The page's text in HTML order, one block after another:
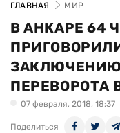
ГЛАВНАЯ МИР
В АНКАРЕ 64
ПЕРЕВОРОТА
07 февраля, 2018, 18:37
Поделиться